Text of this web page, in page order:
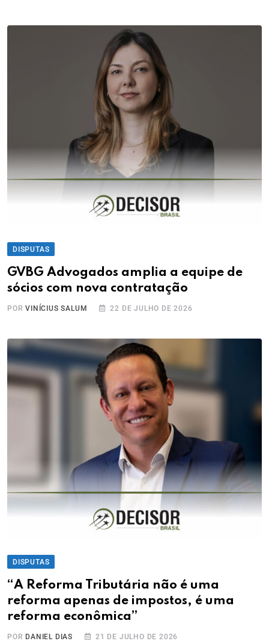
DISPUTAS
GVBG Advogados amplia a equipe de
sócios com nova contratação
PORVINÍCIUS SALUM 22 DE JULHO DE 2026
DISPUTAS
“A Reforma Tributária não é uma
reforma apenas de impostos, é uma
reforma econômica”
POR DANIEL DIAS 21 DE JULHO DE 2026